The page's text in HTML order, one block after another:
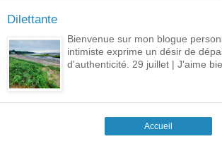
Dilettante
Bienvenue sur mon blogue
intimiste exprime un désir de
d'authenticité. 29 juillet | J'aime
Accueil